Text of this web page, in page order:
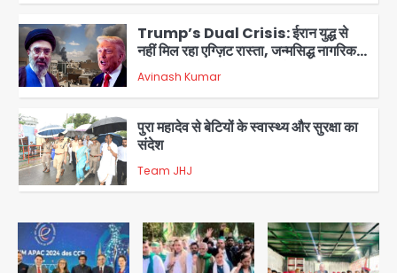
4
Trump’s Dual Crisis: ईरान युद्ध से
नहीं मिल रहा एग्ज़िट रास्ता, जन्मसिद्ध नागरिकता
पर सुप्रीम कोर्ट को दी फिर चुनौती
Avinash Kumar
5
पुरा महादेव से बेटियों के स्वास्थ्य और सुरक्षा का
संदेश
Team JHJ
RBI 2027 में ला सकता है ₹10 और ₹20 के
प्लास्टिक नोट, जानिए क्या होंगे फायदे और क्या
बंद हो जाएंगे पुराने नोट?
मोहम्मद इमरान